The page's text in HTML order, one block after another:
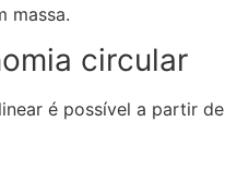
massa.
circular
é possível a partir de